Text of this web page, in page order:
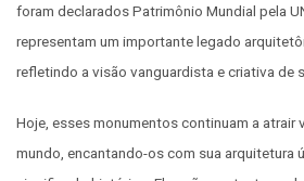
foram declarados Patrimônio Mundial pela
representam um importante legado
refletindo a visão vanguardista e criativa de
Hoje, esses monumentos continuam a
mundo, encantando-os com sua arquitetura